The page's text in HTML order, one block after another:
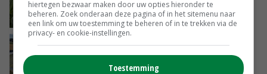
goed
GISTEREN, 10:00
Droogte veroorzaakt steeds meer problemen:
‘Bassin afgelopen week al leeg’
hiertegen bezwaar maken door uw opties hieronder te
beheren. Zoek onderaan deze pagina of in het sitemenu naar
een link om uw toestemming te beheren of in te trekken via de
privacy- en cookie-instellingen.
Toestemming